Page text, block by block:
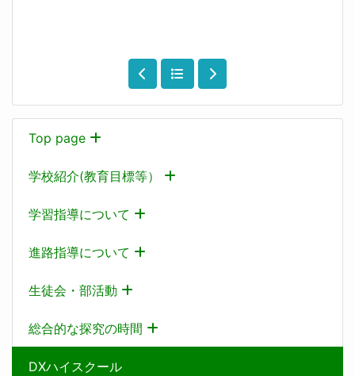
Top page
学校紹介(教育目標等）
学習指導について
進路指導について
生徒会・部活動
総合的な探究の時間
DXハイスクール